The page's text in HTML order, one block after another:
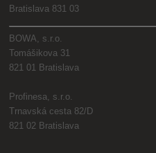
Bratislava 831 03
BOWA, s.r.o.
Tomášikova 31
821 01 Bratislava
Profinesa, s.r.o.
Trnavská cesta 82/D
821 02 Bratislava